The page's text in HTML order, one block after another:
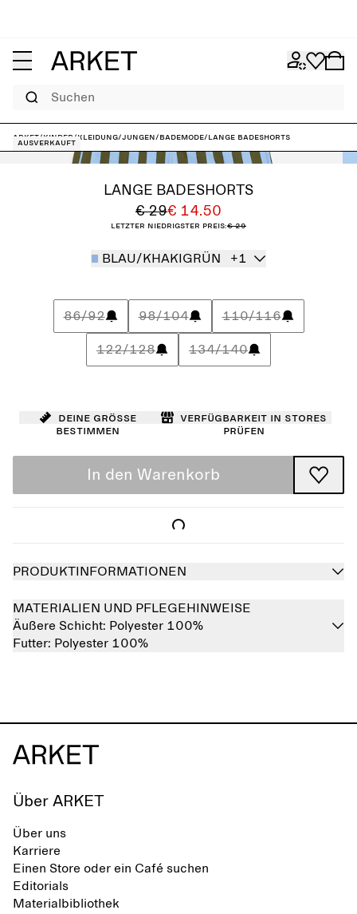
Suchen
ARKET/Kinder /Kleidung/Jungen/Bademode/Lange Badeshorts
Ausverkauft
LANGE BADESHORTS
€ 29€ 14.50
Letzter niedrigster Preis:€ 29
BLAU/KHAKIGRÜN +1
86/92 98/104 110/116
122/128 134/140
Deine Größe
bestimmen
Verfügbarkeit in Stores
prüfen
In den Warenkorb
PRODUKTINFORMATIONEN
MATERIALIEN UND PFLEGEHINWEISE
Äußere Schicht: Polyester 100%
Futter: Polyester 100%
Über ARKET
Über uns
Karriere
Einen Store oder ein Café suchen
Editorials
Materialbibliothek